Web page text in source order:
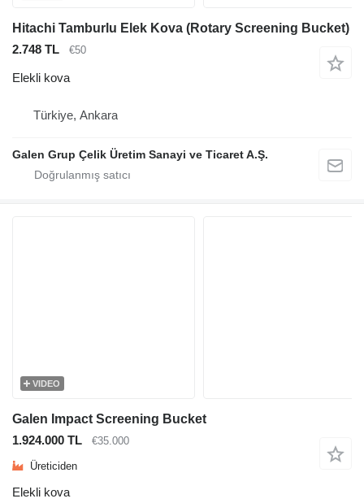
Hitachi Tamburlu Elek Kova (Rotary Screening Bucket)
2.748 TL
€50
Elekli kova
Türkiye, Ankara
Galen Grup Çelik Üretim Sanayi ve Ticaret A.Ş.
VIDEO
Galen Impact Screening Bucket
1.924.000 TL
€35.000
Üreticiden
Elekli kova